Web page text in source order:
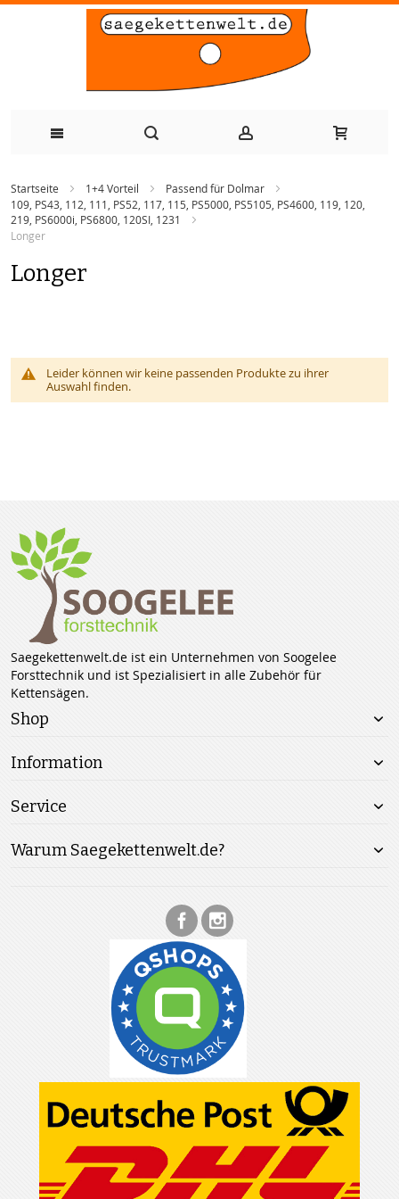
Inhalt
springen
Startseite 1+4 Vorteil
Passend für Dolmar
109, PS43, 112, 111, PS52, 117, 115, PS5000, PS5105, PS4600, 119, 120,
219, PS6000i, PS6800, 120SI, 1231
Longer
Longer
Leider können wir keine passenden Produkte zu ihrer
Auswahl finden.
Saegekettenwelt.de ist ein Unternehmen von Soogelee
Forsttechnik und ist Spezialisiert in alle Zubehör für
Kettensägen.
Shop
Information
Service
Warum Saegekettenwelt.de?